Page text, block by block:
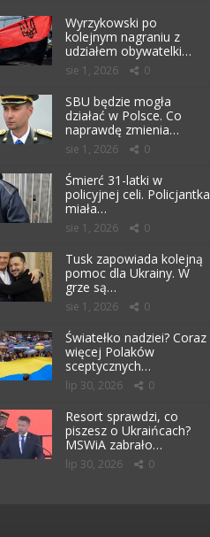
Wyrzykowski po
kolejnym nagraniu z
udziałem obywatelki…
sie 1, 2026 0
SBU będzie mogła
działać w Polsce. Co
naprawdę zmienia…
sie 1, 2026 0
Śmierć 31-latki w
policyjnej celi. Policjantka
miała…
sie 1, 2026 0
Tusk zapowiada kolejną
pomoc dla Ukrainy. W
grze są…
sie 1, 2026 0
Światełko nadziei? Coraz
więcej Polaków
sceptycznych…
lip 30, 2026 0
Resort sprawdzi, co
piszesz o Ukraińcach?
MSWiA zabrało…
lip 30, 2026 0